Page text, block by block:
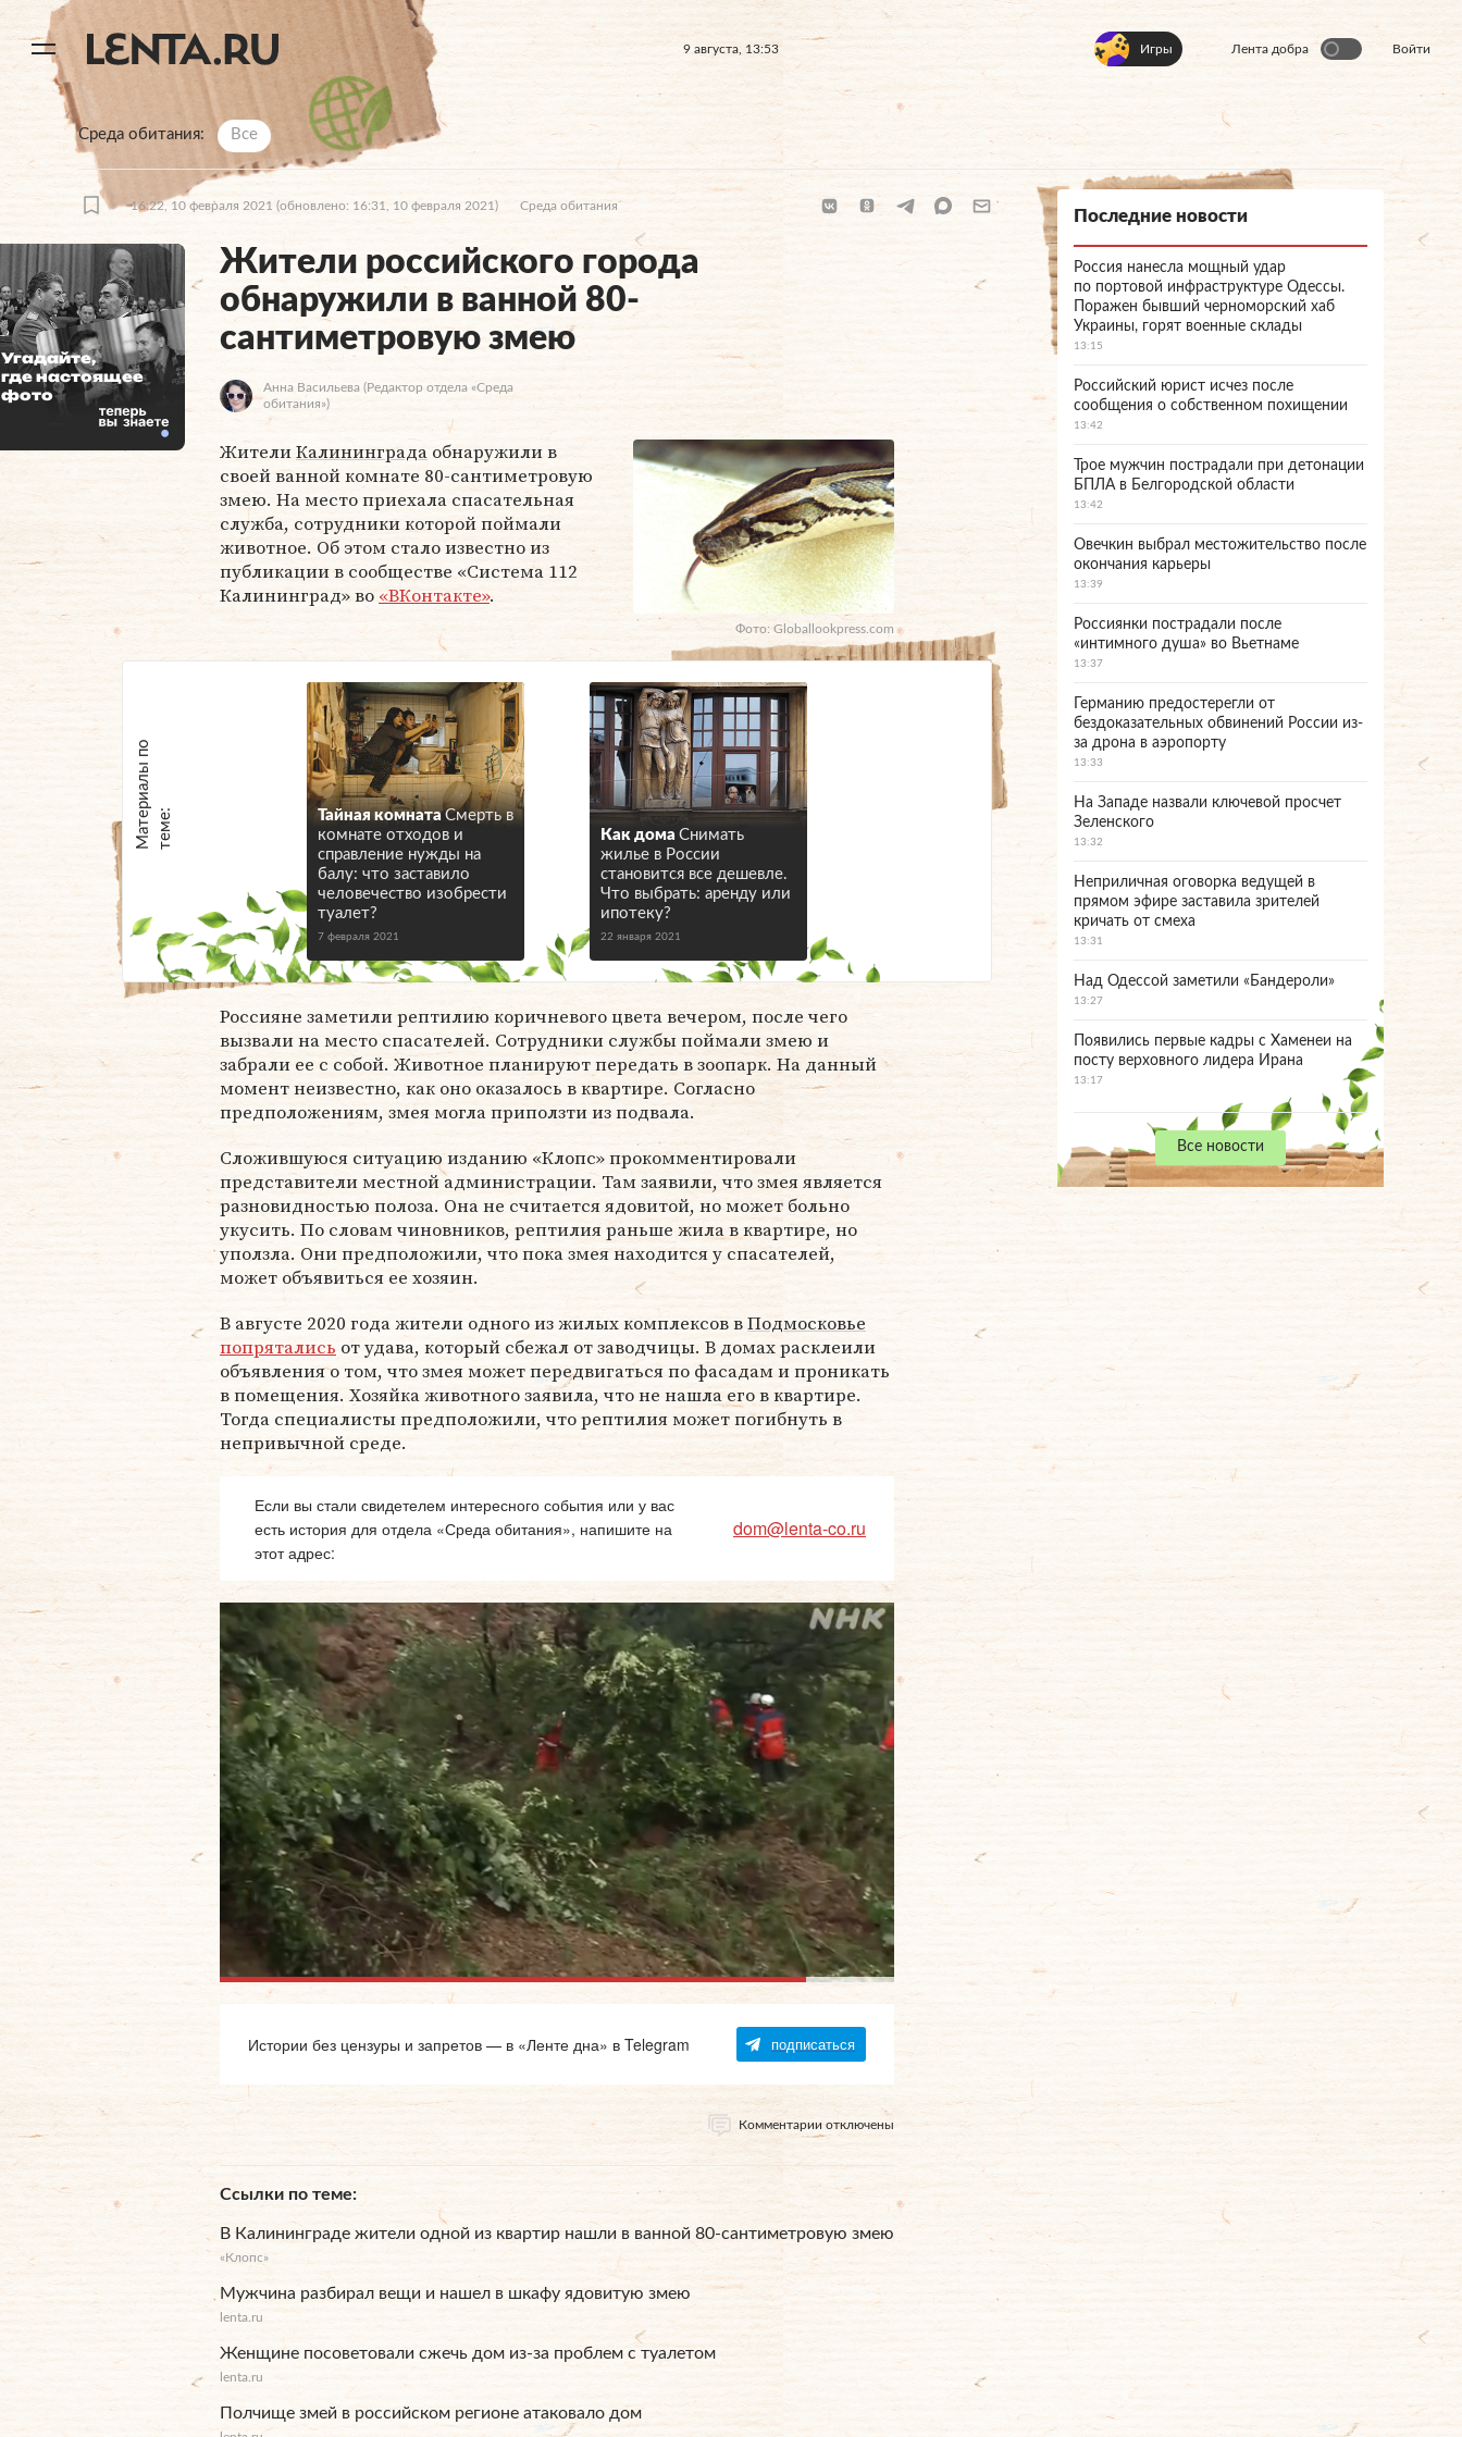
9 августа, 13:53 Игры Лента добра Войти
Среда обитания Все
16:22, 10 февраля 2021 (обновлено: 16:31, 10 февраля 2021) Среда обитания
Жители российского города
обнаружили в ванной 80-
сантиметровую змею
Анна Васильева (Редактор отдела «Среда
обитания»)
Фото: Globallookpress.com
ЖителиКалининграда обнаружили в
своей ванной комнате 80-сантиметровую
змею. На место приехала спасательная
служба, сотрудники которой поймали
животное. Об этом стало известно из
публикации в сообществе «Система 112
Калининград» во «ВКонтакте».
М
а
т е
р
и
а
л
ы
п
о
т
е
м
е : Тайная комната Смерть в
комнате отходов и
справление нужды на
балу: что заставило
человечество изобрести
туалет?
7 февраля 2021
Как дома Снимать
жилье в России
становится все дешевле.
Что выбрать: аренду или
ипотеку?
22 января 2021
Россияне заметили рептилию коричневого цвета вечером, после чего
вызвали на место спасателей. Сотрудники службы поймали змею и
забрали ее с собой. Животное планируют передать в зоопарк. На данный
момент неизвестно, как оно оказалось в квартире. Согласно
предположениям, змея могла приползти из подвала.
Сложившуюся ситуацию изданию «Клопс» прокомментировали
представители местной администрации. Там заявили, что змея является
разновидностью полоза. Она не считается ядовитой, но может больно
укусить. По словам чиновников, рептилия раньше жила в квартире, но
уползла. Они предположили, что пока змея находится у спасателей,
может объявиться ее хозяин.
В августе 2020 года жители одного из жилых комплексов вПодмосковье
попрятались от удава, который сбежал от заводчицы. В домах расклеили
объявления о том, что змея может передвигаться по фасадам и проникать
в помещения. Хозяйка животного заявила, что не нашла его в квартире.
Тогда специалисты предположили, что рептилия может погибнуть в
непривычной среде.
Если вы стали свидетелем интересного события или у вас
есть история для отдела «Среда обитания», напишите на
этот адрес:
dom@lenta-co.ru
Истории без цензуры и запретов — в «Ленте дна» в Telegram подписаться
Комментарии отключены
Ссылки по теме
В Калининграде жители одной из квартир нашли в ванной 80-сантиметровую змею
«Клопс»
Мужчина разбирал вещи и нашел в шкафу ядовитую змею
lenta.ru
Женщине посоветовали сжечь дом из-за проблем с туалетом
lenta.ru
Полчище змей в российском регионе атаковало дом
Угадайте,
где настоящее
фото
Последние новости
Россия нанесла мощный удар
по портовой инфраструктуре Одессы.
Поражен бывший черноморский хаб
Украины, горят военные склады
13:15
Российский юрист исчез после
сообщения о собственном похищении
13:42
Трое мужчин пострадали при детонации
БПЛА в Белгородской области
13:42
Овечкин выбрал местожительство после
окончания карьеры
13:39
Россиянки пострадали после
«интимного душа» во Вьетнаме
13:37
Германию предостерегли от
бездоказательных обвинений России из-
за дрона в аэропорту
13:33
На Западе назвали ключевой просчет
Зеленского
13:32
Неприличная оговорка ведущей в
прямом эфире заставила зрителей
кричать от смеха
13:31
Над Одессой заметили «Бандероли»
13:27
Появились первые кадры с Хаменеи на
посту верховного лидера Ирана
13:17
Все новости